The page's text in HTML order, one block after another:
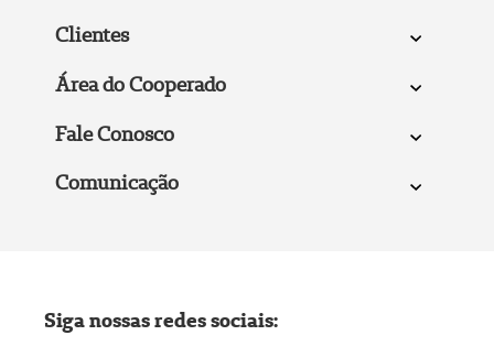
Clientes
Área do Cooperado
Fale Conosco
Comunicação
Siga nossas redes sociais: